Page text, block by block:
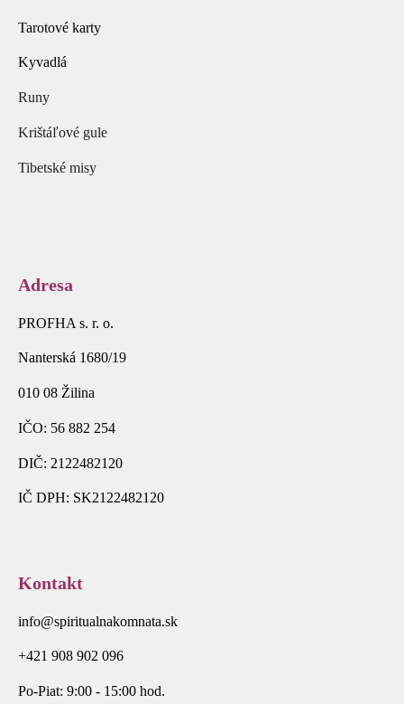
Tarotové karty
Kyvadlá
Runy
Krištáľové gule
Tibetské misy
Adresa
PROFHA s. r. o.
Nanterská 1680/19
010 08 Žilina
IČO: 56 882 254
DIČ: 2122482120
IČ DPH: SK2122482120
Kontakt
info@spiritualnakomnata.sk
+421 908 902 096
Po-Piat: 9:00 - 15:00 hod.